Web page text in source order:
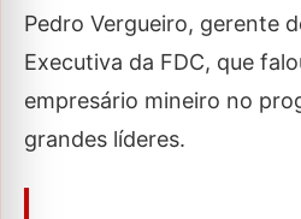
Pedro Vergueiro, gerente
Executiva da FDC, que
empresário mineiro no
grandes líderes.